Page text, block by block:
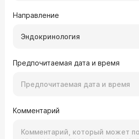
Направление
Эндокринология
Предпочитаемая дата и время
Комментарий